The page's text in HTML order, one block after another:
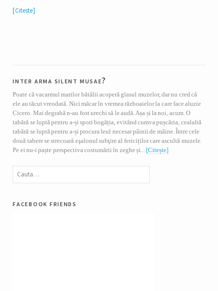
Citeste
inter arma silent musae?
Poate că vacarmul marilor bătălii acoperă glasul muzelor, dar nu cred că
ele au tăcut vreodată. Nici măcar în vremea războaielor la care face aluzie
Cicero. Mai degrabă n-au fost urechi să le audă. Așa și la noi, acum. O
tabără se luptă pentru a-și spori bogăția, evitând cumva pușcăria, cealaltă
tabără se luptă pentru a-și procura leul necesar pâinii de mâine. Între cele
două tabere se strecoară eşalonul subţire al fericiților care ascultă muzele.
Pe ei nu-i paște perspectiva costumării în zeghe și... [Citește]
facebook friends